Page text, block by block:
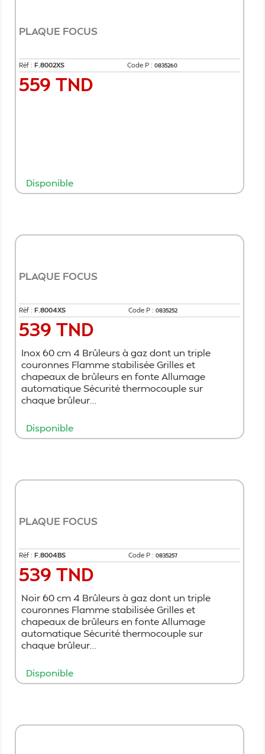
PLAQUE FOCUS
Réf : F.8002XS Code P : 0835260
Prix
559 TND
Disponible
PLAQUE FOCUS
Réf : F.8004XS Code P : 0835252
Prix
539 TND
Inox 60 cm 4 Brûleurs à gaz dont un triple
couronnes Flamme stabilisée Grilles et
chapeaux de brûleurs en fonte Allumage
automatique Sécurité thermocouple sur
chaque brûleur...
Disponible
PLAQUE FOCUS
Réf : F.8004BS Code P : 0835257
Prix
539 TND
Noir 60 cm 4 Brûleurs à gaz dont un triple
couronnes Flamme stabilisée Grilles et
chapeaux de brûleurs en fonte Allumage
automatique Sécurité thermocouple sur
chaque brûleur...
Disponible